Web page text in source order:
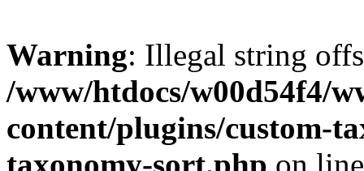
Warning: Illegal string
/www/htdocs/w00d54f4/
content/plugins/custom-